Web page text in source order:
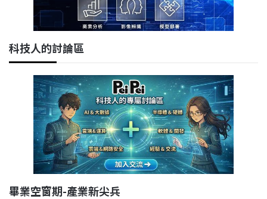
科技人的討論區
畢業空窗期-產業新尖兵